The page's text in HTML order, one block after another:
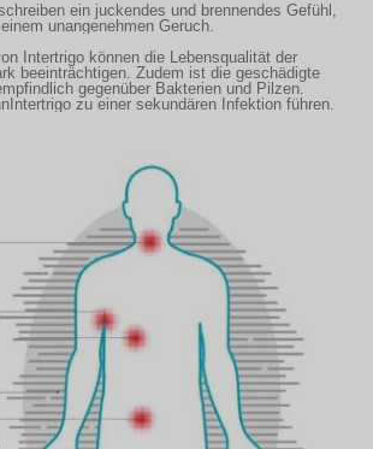
ein juckendes und brennendes Gefühl,
unangenehmen Geruch.
Intertrigo können die Lebensqualität der
beeinträchtigen. Zudem ist die geschädigte
gegenüber Bakterien und Pilzen.
zu einer sekundären Infektion führen.